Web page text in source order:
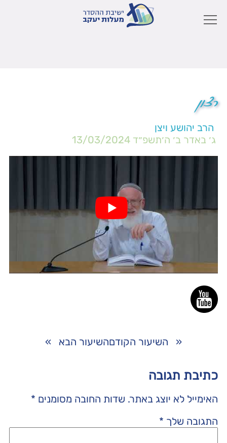
רצון
הרב יהושע ויצן
ג׳ באדר ב׳ ה׳תשפ״ד 13/03/2024
« השיעור הקודםהשיעור הבא »
כתיבת תגובה
האימייל לא יוצג באתר. שדות החובה מסומנים *
התגובה שלך *